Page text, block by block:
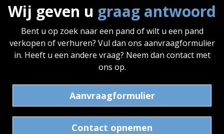
Wij geven u graag antwoord
Bent u op zoek naar een pand of wilt u een pand
verkopen of verhuren? Vul dan ons aanvraagformulier
in. Heeft u een andere vraag? Neem dan contact met
ons op.
Aanvraagformulier
Contact opnemen